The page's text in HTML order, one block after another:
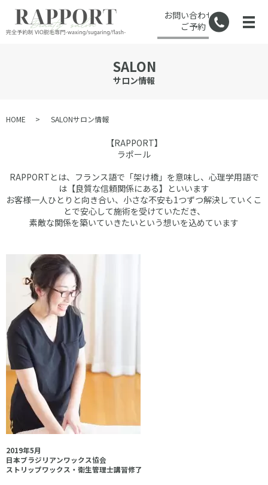
お問い合わせ・
ご予約
SALON
サロン情報
HOME SALONサロン情報
【RAPPORT】
ラポール
RAPPORTとは、フランス語で「架け橋」を意味し、心理学用語で
は【良質な信頼関係にある】といいます
お客様一人ひとりと向き合い、小さな不安も1つずつ解決していくこ
とで安心して施術を受けていただき、
素敵な関係を築いていきたいという想いを込めています
2019年5月
日本ブラジリアンワックス協会
ストリップワックス・衛生管理士講習修了